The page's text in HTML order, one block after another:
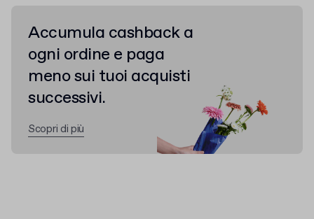
Accumula cashback a
ogni ordine e paga
meno sui tuoi acquisti
successivi.
Scopri di più